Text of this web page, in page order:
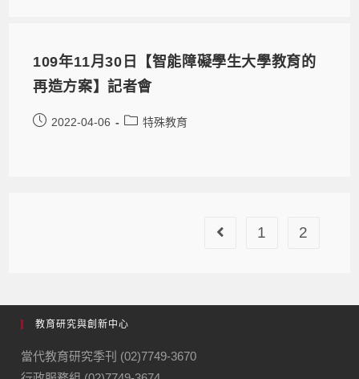
109年11月30日【智能障礙學生大學教育的
再造方案】記者會
2022-04-06 特殊教育
1 2
教育研究與創新中心
當代教育研究季刊 (02)7749-3670